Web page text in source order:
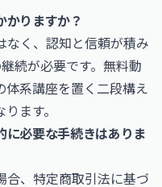
かりますか？
なく、認知と信頼が積み
続が必要です。無料動
系講座を置く二段構え
ます。
に必要な手続きはありま
合、特定商取引法に基づ